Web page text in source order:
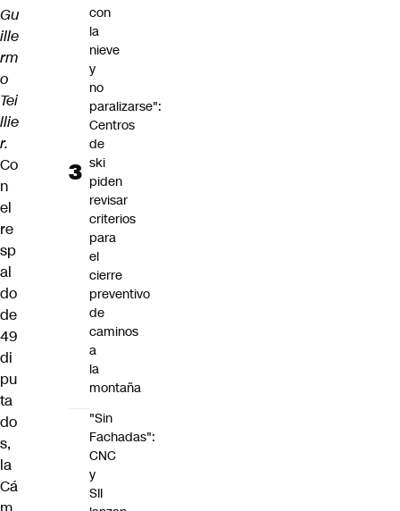
Gu
ille
rm
o
Tei
llie
r.
Co
n
el
re
sp
al
do
de
49
di
pu
ta
do
s,
la
Cá
con
la
nieve
y
no
paralizarse":
Centros
de
ski
piden
revisar
criterios
para
el
cierre
preventivo
de
caminos
a
la
montaña
"Sin
Fachadas":
CNC
y
SII